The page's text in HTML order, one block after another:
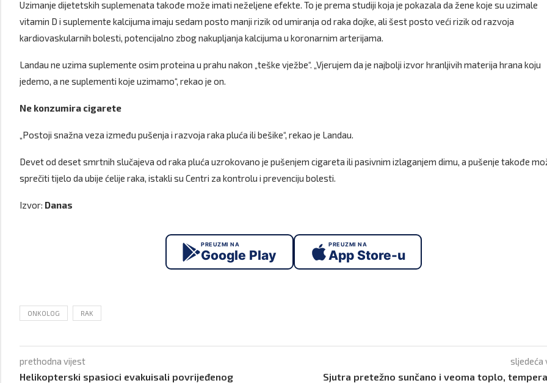
Uzimanje dijetetskih suplemenata takođe može imati neželjene efekte. To je prema studiji koja je pokazala da žene koje su uzimale
vitamin D i suplemente kalcijuma imaju sedam posto manji rizik od umiranja od raka dojke, ali šest posto veći rizik od razvoja
kardiovaskularnih bolesti, potencijalno zbog nakupljanja kalcijuma u ​​koronarnim arterijama.
Landau ne uzima suplemente osim proteina u prahu nakon „teške vježbe“. „Vjerujem da je najbolji izvor hranljivih materija hrana koju
jedemo, a ne suplementi koje uzimamo“, rekao je on.
Ne konzumira cigarete
„Postoji snažna veza između pušenja i razvoja raka pluća ili bešike“, rekao je Landau.
Devet od deset smrtnih slučajeva od raka pluća uzrokovano je pušenjem cigareta ili pasivnim izlaganjem dimu, a pušenje takođe
sprečiti tijelo da ubije ćelije raka, istakli su Centri za kontrolu i prevenciju bolesti.
Izvor: Danas
PREUZMI NA
Google Play
PREUZMI NA
App Store-u
ONKOLOG RAK
prethodna vijest
Helikopterski spasioci evakuisali povrijeđenog
sljedeća
Sjutra pretežno sunčano i veoma toplo,